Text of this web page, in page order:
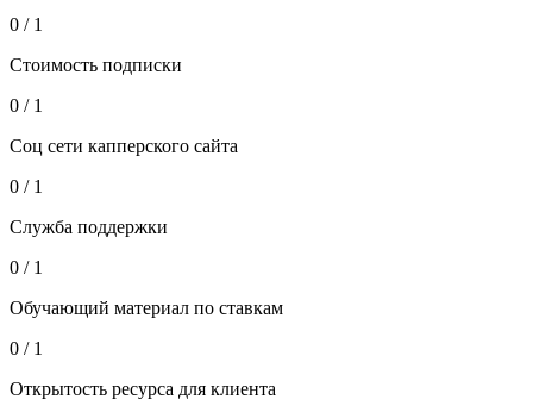
0 / 1
Стоимость подписки
0 / 1
Соц сети капперского сайта
0 / 1
Служба поддержки
0 / 1
Обучающий материал по ставкам
0 / 1
Открытость ресурса для клиента